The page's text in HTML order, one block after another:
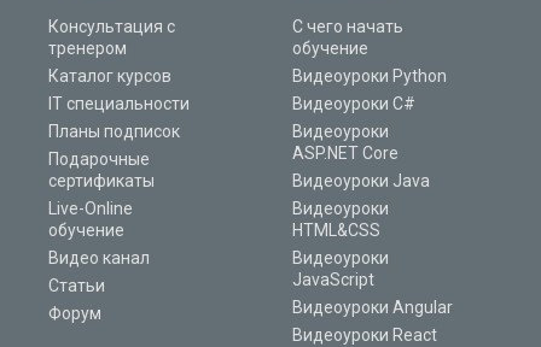
Консультация с
тренером
Каталог курсов
IT специальности
Планы подписок
Подарочные
сертификаты
Live-Online
обучение
Видео канал
Статьи
Форум
С чего начать
обучение
Видеоуроки Python
Видеоуроки C#
Видеоуроки
ASP.NET Core
Видеоуроки Java
Видеоуроки
HTML&CSS
Видеоуроки
JavaScript
Видеоуроки Angular
Видеоуроки React